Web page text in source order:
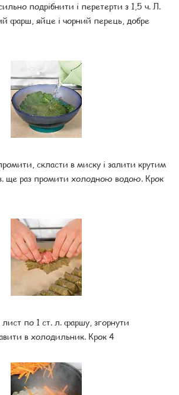
подрібнити і перетерти з 1,5 ч. Л.
фарш, яйце і чорний перець, добре
скласти в миску і залити крутим
ще раз промити холодною водою. Крок
по 1 ст. л. фаршу, згорнути
в холодильник. Крок 4